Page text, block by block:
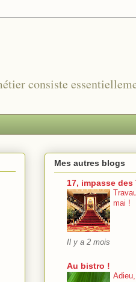
consiste
Mes autres blogs
17, impasse
mai !
Il y a 2 mois
Au bistro !